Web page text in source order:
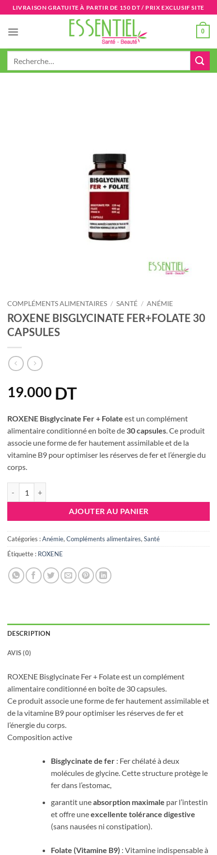
Passer
au
contenu
LIVRAISON GRATUITE À PARTIR DE 150 DT / PRIX EXCLUSIF SITE
0
COMPLÉMENTS ALIMENTAIRES / SANTÉ / ANÉMIE
ROXENE BISGLYCINATE FER+FOLATE 30
CAPSULES
19.000 DT
ROXENE Bisglycinate Fer + Folate est un complément
alimentaire conditionné en boîte de 30 capsules . Ce produit
associe une forme de fer hautement assimilable et de la
vitamine B9 pour optimiser les réserves de fer et l’énergie du
corps.
AJOUTER AU PANIER
Catégories :Anémie,Compléments alimentaires,Santé
Étiquette : ROXENE
DESCRIPTION
AVIS (0)
ROXENE Bisglycinate Fer + Folateest un complément
alimentaire conditionné en boîte de 30 capsules.
Ce produit associe une forme de fer hautement assimilable et
de la vitamine B9 pour optimiser les réserves de fer et
l’énergie du corps.
Composition active
Bisglycinate de fer: Fer chélaté à deux
molécules de glycine. Cette structure protège le
fer dans l’estomac,
garantit uneabsorption maximale par l’intestin
et offre uneexcellente tolérance digestive
(sans nausées ni constipation).
Folate (Vitamine B9) : Vitamine indispensable à